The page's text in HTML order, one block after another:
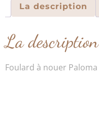
La description
La description
Foulard à nouer Paloma